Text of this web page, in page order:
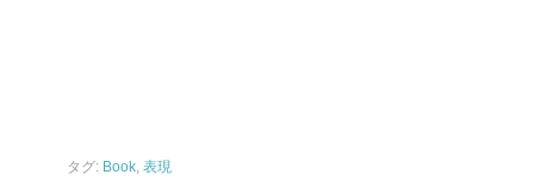
タグ: Book, 表現